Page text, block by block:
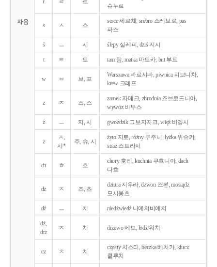
자음
r ㄹ 르
슈누르
s ㅅ 스
serce 세르체, srebro 스레브로, pas
파스
ś ㅡ 시 ślepy 실레피, dziś 지시
t ㅌ 트 tam 탐, matka 마트카, but 부트
w ㅂ 브, 프
Warszawa 바르샤바, piwnica 피브니차,
krew 크레프
z ㅈ 즈, 스
zamek 자메크, zbrodnia 즈브로드니아,
wywóz 비부스
ź ㅡ 지, 시 gwoździk 그보지지크, więź 비엥시
ż
ㅈ,
시*
주, 슈, 시
żyto 지토, różny 루주니, łyżka 위슈카,
straż 스트라시
ch ㅎ 흐
chory 호리, kuchnia 쿠흐니아, dach
다흐
dz ㅈ 즈, 츠
dziura 지우라, dzwon 즈본, mosiądz
모시옹츠
dź ㅡ 치 niedźwiedź 니에치비에치
dż,
drz
ㅈ 치 drzewo 제보, łodż 워치
cz ㅊ 치
czysty 치스티, beczka 베치카, klucz
클루치